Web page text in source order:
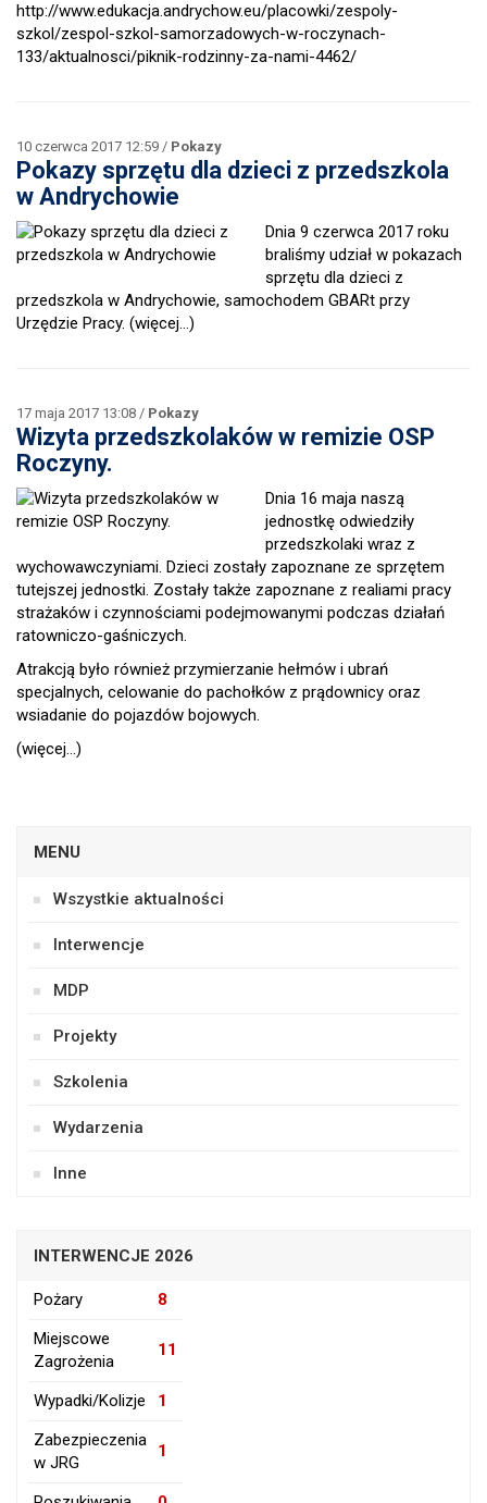
http://www.edukacja.andrychow.eu/placowki/zespoly-
szkol/zespol-szkol-samorzadowych-w-roczynach-
133/aktualnosci/piknik-rodzinny-za-nami-4462/
10 czerwca 2017 12:59 / Pokazy
Pokazy sprzętu dla dzieci z przedszkola
w Andrychowie
Dnia 9 czerwca 2017 roku
braliśmy udział w pokazach
sprzętu dla dzieci z
przedszkola w Andrychowie, samochodem GBARt przy
Urzędzie Pracy. (więcej…)
17 maja 2017 13:08 / Pokazy
Wizyta przedszkolaków w remizie OSP
Roczyny.
Dnia 16 maja naszą
jednostkę odwiedziły
przedszkolaki wraz z
wychowawczyniami. Dzieci zostały zapoznane ze sprzętem
tutejszej jednostki. Zostały także zapoznane z realiami pracy
strażaków i czynnościami podejmowanymi podczas działań
ratowniczo-gaśniczych.
Atrakcją było również przymierzanie hełmów i ubrań
specjalnych, celowanie do pachołków z prądownicy oraz
wsiadanie do pojazdów bojowych.
(więcej…)
MENU
Wszystkie aktualności
Interwencje
MDP
Projekty
Szkolenia
Wydarzenia
Inne
INTERWENCJE 2026
Pożary
8
Miejscowe
Zagrożenia
11
Wypadki/Kolizje
1
Zabezpieczenia
w JRG
1